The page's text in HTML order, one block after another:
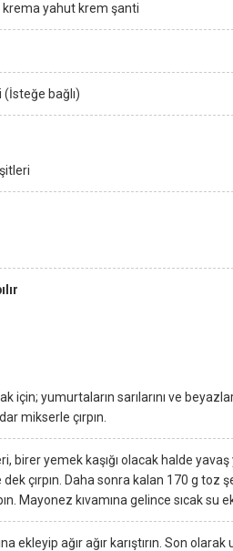
yahut krem şanti
bağlı)
için; yumurtaların sarılarını ve
mikserle çırpın.
birer yemek kaşığı olacak halde
dek çırpın. Daha sonra kalan 170 g toz
Mayonez kıvamına gelince sıcak su
ekleyip ağır ağır karıştırın. Son